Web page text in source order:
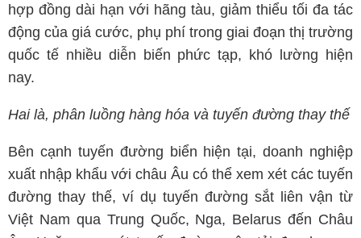
hợp đồng dài hạn với hãng tàu, giảm thiểu tối đa tác
động của giá cước, phụ phí trong giai đoạn thị trường
quốc tế nhiều diễn biến phức tạp, khó lường hiện
nay.
Hai là, phân luồng hàng hóa và tuyến đường thay thế
Bên cạnh tuyến đường biển hiện tại, doanh nghiệp
xuất nhập khẩu với châu Âu có thể xem xét các tuyến
đường thay thế, ví dụ tuyến đường sắt liên vận từ
Việt Nam qua Trung Quốc, Nga, Belarus đến Châu